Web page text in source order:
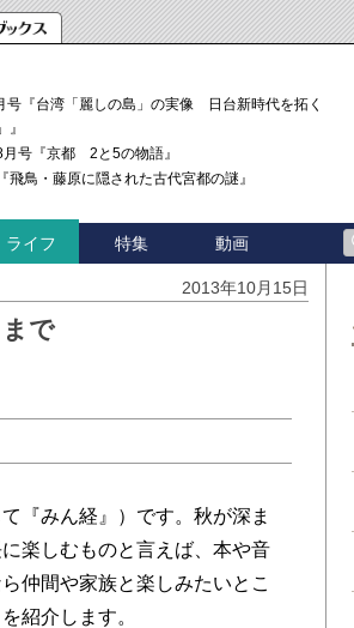
号『台湾「麗しの島」の実像 日台新時代を拓く「3
』
月号『京都 2と5の物語』
飛鳥・藤原に隠された古代宮都の謎』
ライフ 特集 動画
2013年10月15日
で
『みん経』）です。秋が深ま
楽しむものと言えば、本や音
仲間や家族と楽しみたいとこ
紹介します。